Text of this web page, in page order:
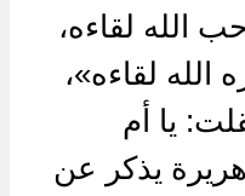
الله لقاءه،
الله لقاءه»،
يا أم
يذكر عن